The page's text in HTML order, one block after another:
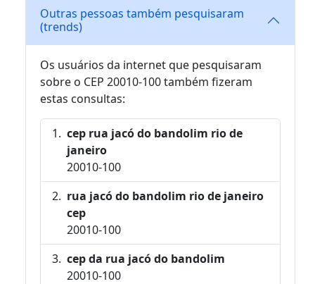
Outras pessoas também pesquisaram
(trends)
Os usuários da internet que pesquisaram
sobre o CEP 20010-100 também fizeram
estas consultas:
cep rua jacó do bandolim rio de
janeiro
20010-100
rua jacó do bandolim rio de janeiro
cep
20010-100
cep da rua jacó do bandolim
20010-100